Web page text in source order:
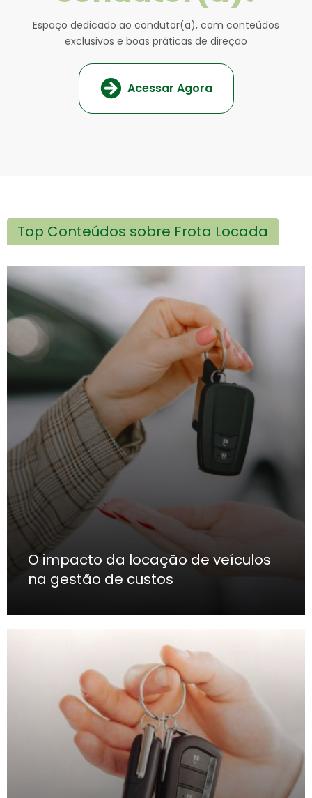
Espaço dedicado ao condutor(a), com conteúdos
exclusivos e boas práticas de direção
Acessar Agora
Top Conteúdos sobre Frota Locada
O impacto da locação de veículos
na gestão de custos